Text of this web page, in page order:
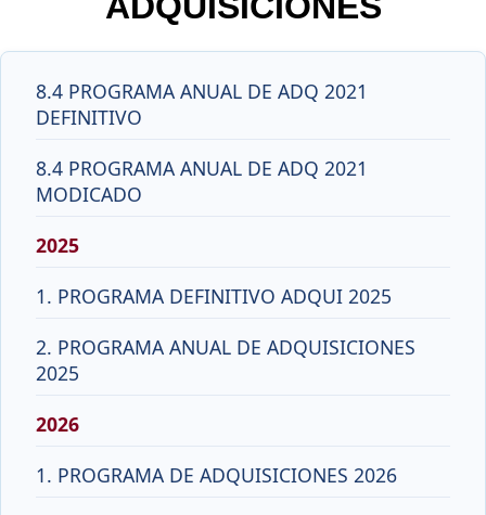
8.4 PROGRAMA ANUAL DE ADQ 2021
DEFINITIVO
8.4 PROGRAMA ANUAL DE ADQ 2021
MODICADO
2025
1. PROGRAMA DEFINITIVO ADQUI 2025
2. PROGRAMA ANUAL DE ADQUISICIONES
2025
2026
1. PROGRAMA DE ADQUISICIONES 2026